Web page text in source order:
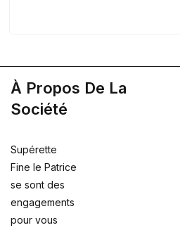
À Propos De La
Société
Supérette
Fine le Patrice
se sont des
engagements
pour vous